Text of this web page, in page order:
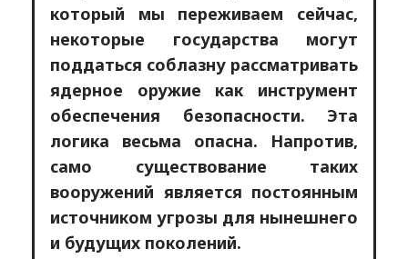
который мы переживаем сейчас,
некоторые государства могут
поддаться соблазну рассматривать
ядерное оружие как инструмент
обеспечения безопасности. Эта
логика весьма опасна. Напротив,
само существование таких
вооружений является постоянным
источником угрозы для нынешнего
и будущих поколений.